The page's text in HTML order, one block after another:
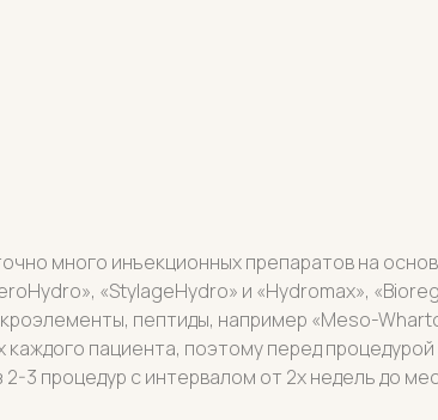
много инъекционных препаратов на
«StylageHydro» и «Hydromax»,
пептиды, например «Meso-
каждого пациента, поэтому перед
3 процедур с интервалом от 2х недель до